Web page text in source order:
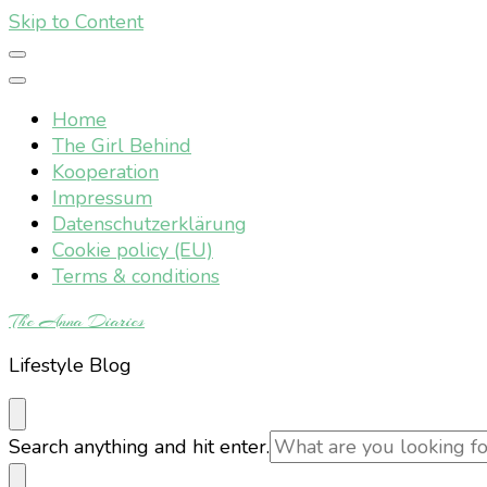
Skip to Content
Home
The Girl Behind
Kooperation
Impressum
Datenschutzerklärung
Cookie policy (EU)
Terms & conditions
The Anna Diaries
Lifestyle Blog
Looking
for
Search anything and hit enter.